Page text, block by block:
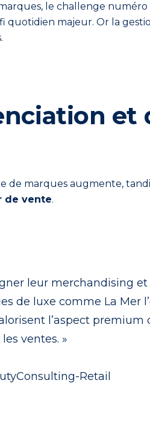
le challenge numéro
quotidien majeur. Or la
et
de marques augmente,
de vente.
leur merchandising
de luxe comme La Mer
l’aspect
ventes. »
Retail